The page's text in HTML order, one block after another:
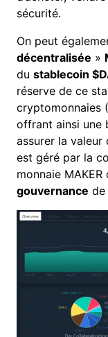
sécurité.
On peut
décentralisée »
du stablecoin
réserve de ce
cryptomonnaies
offrant ainsi une
assurer la valeur
est géré par la
monnaie MAKER
gouvernance de